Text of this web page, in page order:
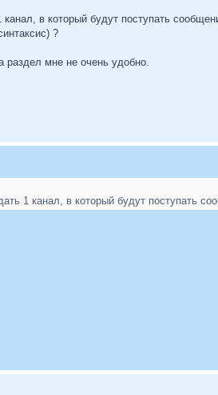
в который будут поступать
?
раздел мне не очень удобно.
1 канал, в который будут поступать